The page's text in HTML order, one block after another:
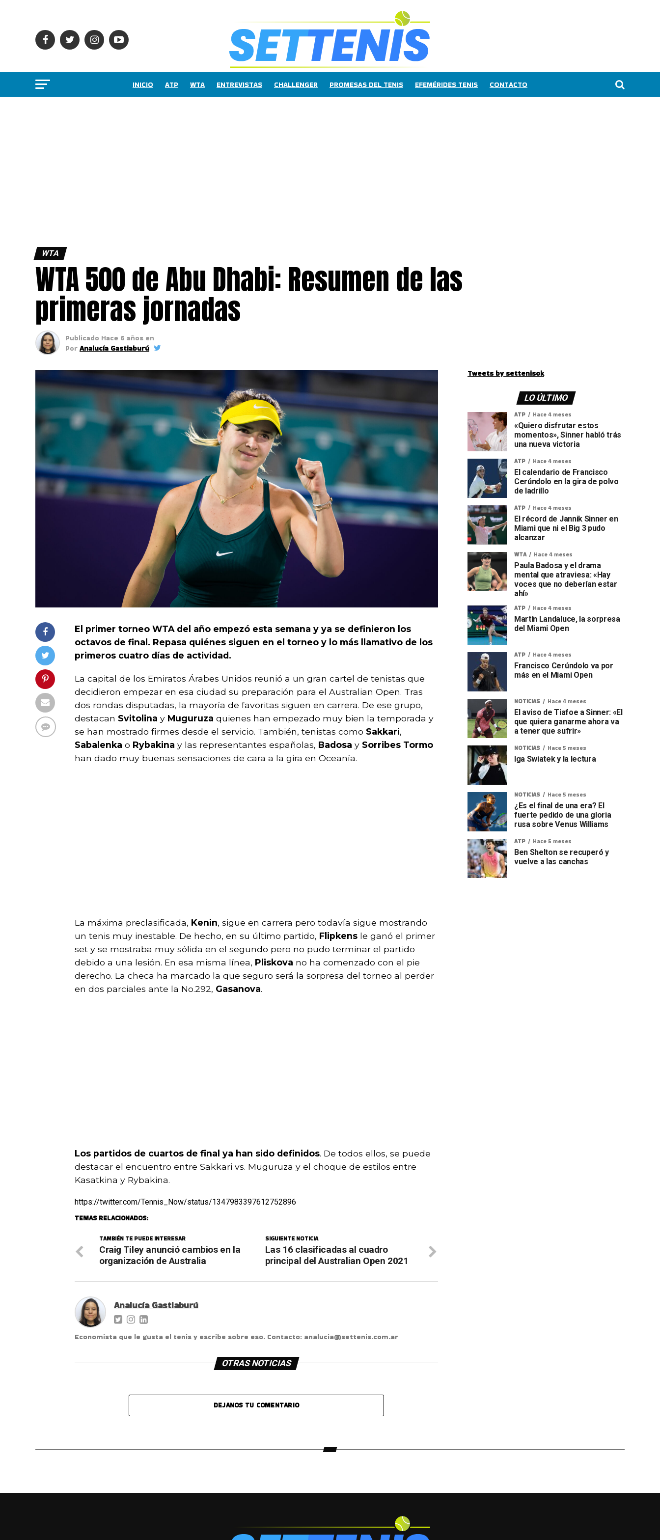
INICIO ATP WTA ENTREVISTAS CHALLENGER PROMESAS DEL TENIS EFEMÉRIDES TENIS CONTACTO
WTA
WTA 500 de Abu Dhabi: Resumen de las
primeras jornadas
Publicado Hace 6 años en
Por Analucía Gastiaburú
El primer torneo WTA del año empezó esta semana y ya se definieron los
octavos de final. Repasa quiénes siguen en el torneo y lo más llamativo de los
primeros cuatro días de actividad.
La capital de los Emiratos Árabes Unidos reunió a un gran cartel de tenistas que
decidieron empezar en esa ciudad su preparación para el Australian Open. Tras
dos rondas disputadas, la mayoría de favoritas siguen en carrera. De ese grupo,
destacan Svitolina y Muguruza quienes han empezado muy bien la temporada y
se han mostrado firmes desde el servicio. También, tenistas como Sakkari,
Sabalenka o Rybakina y las representantes españolas, Badosa y Sorribes Tormo
han dado muy buenas sensaciones de cara a la gira en Oceanía.
La máxima preclasificada, Kenin, sigue en carrera pero todavía sigue mostrando
un tenis muy inestable. De hecho, en su último partido, Flipkens le ganó el primer
set y se mostraba muy sólida en el segundo pero no pudo terminar el partido
debido a una lesión. En esa misma línea, Pliskova no ha comenzado con el pie
derecho. La checa ha marcado la que seguro será la sorpresa del torneo al perder
en dos parciales ante la No.292, Gasanova.
Los partidos de cuartos de final ya han sido definidos. De todos ellos, se puede
destacar el encuentro entre Sakkari vs. Muguruza y el choque de estilos entre
Kasatkina y Rybakina.
https://twitter.com/Tennis_Now/status/1347983397612752896
TEMAS RELACIONADOS:
SIGUIENTE NOTICIA
Las 16 clasificadas al cuadro
principal del Australian Open 2021
TAMBIÉN TE PUEDE INTERESAR
Craig Tiley anunció cambios en la
organización de Australia
Analucía Gastiaburú
Economista que le gusta el tenis y escribe sobre eso. Contacto: analucia@settenis.com.ar
OTRAS NOTICIAS
DEJANOS TU COMENTARIO
Tweets by settenisok
LO ÚLTIMO
ATP Hace 4 meses
«Quiero disfrutar estos
momentos», Sinner habló trás
una nueva victoria
ATP Hace 4 meses
El calendario de Francisco
Cerúndolo en la gira de polvo
de ladrillo
ATP Hace 4 meses
El récord de Jannik Sinner en
Miami que ni el Big 3 pudo
alcanzar
WTA Hace 4 meses
Paula Badosa y el drama
mental que atraviesa: «Hay
voces que no deberían estar
ahí»
ATP Hace 4 meses
Martín Landaluce, la sorpresa
del Miami Open
ATP Hace 4 meses
Francisco Cerúndolo va por
más en el Miami Open
NOTICIAS Hace 4 meses
El aviso de Tiafoe a Sinner: «El
que quiera ganarme ahora va
a tener que sufrir»
NOTICIAS Hace 5 meses
Iga Swiatek y la lectura
NOTICIAS Hace 5 meses
¿Es el final de una era? El
fuerte pedido de una gloria
rusa sobre Venus Williams
ATP Hace 5 meses
Ben Shelton se recuperó y
vuelve a las canchas